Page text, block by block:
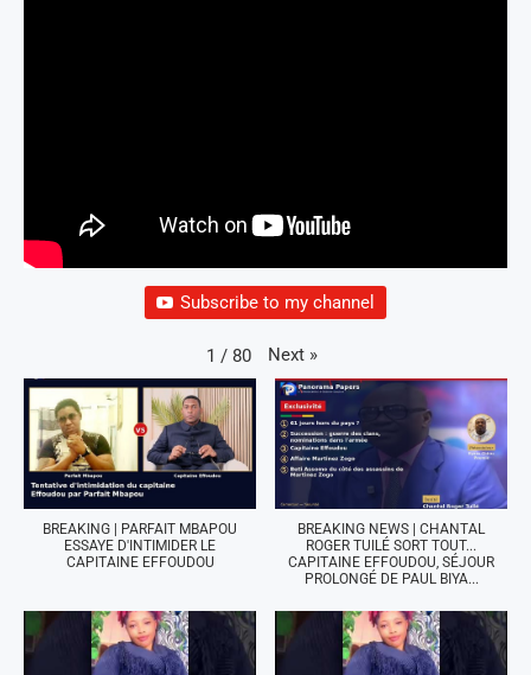
Subscribe to my channel
1 / 80 Next »
BREAKING | PARFAIT MBAPOU
ESSAYE D'INTIMIDER LE
CAPITAINE EFFOUDOU
BREAKING NEWS | CHANTAL
ROGER TUILÉ SORT TOUT...
CAPITAINE EFFOUDOU, SÉJOUR
PROLONGÉ DE PAUL BIYA...